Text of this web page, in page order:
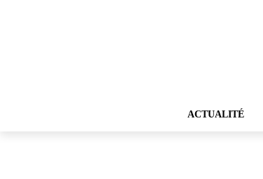
ACTUALITÉ